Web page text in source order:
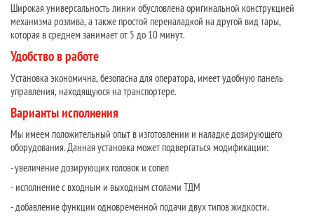
Широкая универсальность линии обусловлена оригинальной конструкцией
механизма розлива, а также простой переналадкой на другой вид тары,
которая в среднем занимает от 5 до 10 минут.
Удобство в работе
Установка экономична, безопасна для оператора, имеет удобную панель
управления, находящуюся на транспортере.
Варианты исполнения
Мы имеем положительный опыт в изготовлении и наладке дозирующего
оборудования. Данная установка может подвергаться модификации:
- увеличение дозирующих головок и сопел
- исполнение с входным и выходным столами ТДМ
- добавление функции одновременной подачи двух типов жидкости.